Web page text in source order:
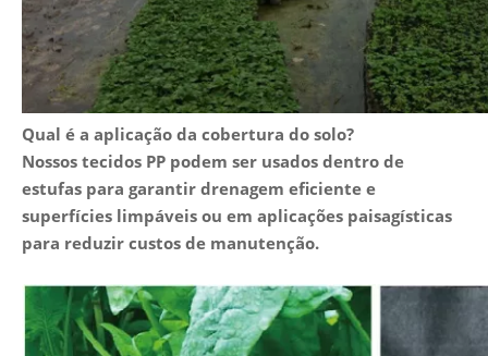
Qual é a aplicação da cobertura do solo?
Nossos tecidos PP podem ser usados ​​dentro de
estufas para garantir drenagem eficiente e
superfícies limpáveis ​​ou em aplicações paisagísticas
para reduzir custos de manutenção.